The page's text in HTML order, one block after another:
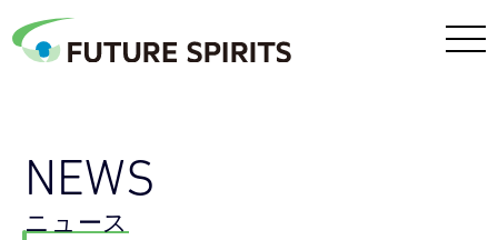
NEWS
ニュース